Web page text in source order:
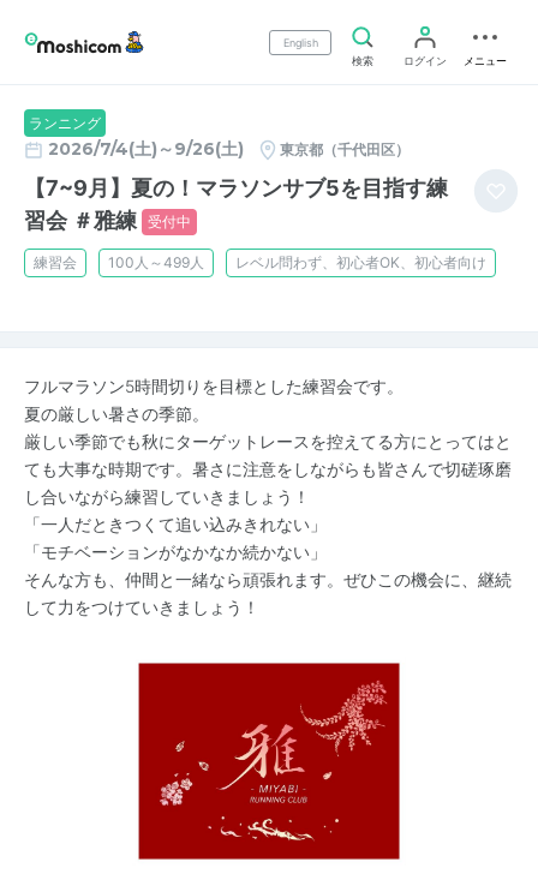
English
検索
ログイン メニュー
ランニング
2026/7/4(土)～9/26(土) 東京都（千代田区）
【7~9月】夏の！マラソンサブ5を目指す練
習会 ＃雅練 受付中
練習会 100人～499人 レベル問わず、初心者OK、初心者向け
フルマラソン5時間切りを目標とした練習会です。
夏の厳しい暑さの季節。
厳しい季節でも秋にターゲットレースを控えてる方にとってはと
ても大事な時期です。暑さに注意をしながらも皆さんで切磋琢磨
し合いながら練習していきましょう！
「一人だときつくて追い込みきれない」
「モチベーションがなかなか続かない」
そんな方も、仲間と一緒なら頑張れます。ぜひこの機会に、継続
して力をつけていきましょう！